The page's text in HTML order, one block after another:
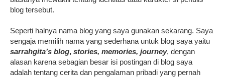
blog tersebut.
Seperti halnya nama blog yang saya gunakan sekarang. Saya
sengaja memilih nama yang sederhana untuk blog saya yaitu
sarrahgita’s blog, stories, memories, journey, dengan
alasan karena sebagian besar isi postingan di blog saya
adalah tentang cerita dan pengalaman pribadi yang pernah